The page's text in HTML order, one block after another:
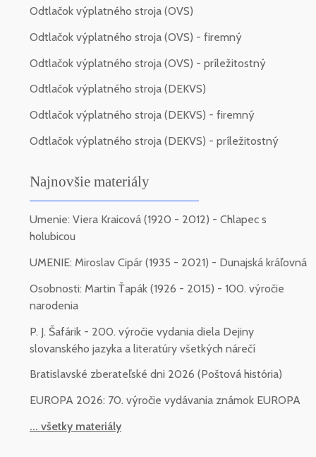
Odtlačok výplatného stroja (OVS)
Odtlačok výplatného stroja (OVS) - firemný
Odtlačok výplatného stroja (OVS) - príležitostný
Odtlačok výplatného stroja (DEKVS)
Odtlačok výplatného stroja (DEKVS) - firemný
Odtlačok výplatného stroja (DEKVS) - príležitostný
Najnovšie materiály
Umenie: Viera Kraicová (1920 - 2012) - Chlapec s
holubicou
UMENIE: Miroslav Cipár (1935 - 2021) - Dunajská kráľovná
Osobnosti: Martin Ťapák (1926 - 2015) - 100. výročie
narodenia
P. J. Šafárik - 200. výročie vydania diela Dejiny
slovanského jazyka a literatúry všetkých nárečí
Bratislavské zberateľské dni 2026 (Poštová história)
EUROPA 2026: 70. výročie vydávania známok EUROPA
... všetky materiály